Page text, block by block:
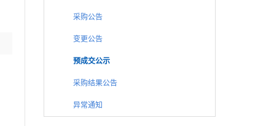
采购公告
变更公告
预成交公示
采购结果公告
异常通知